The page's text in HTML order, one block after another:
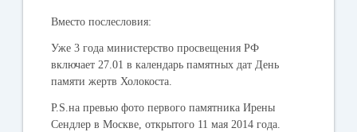
Вместо послесловия:
Уже 3 года министерство просвещения РФ
включает 27.01 в календарь памятных дат День
памяти жертв Холокоста.
P.S.на превью фото первого памятника Ирены
Сендлер в Москве, открытого 11 мая 2014 года.